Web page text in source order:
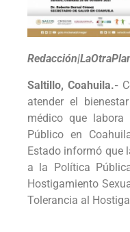
Saltillo, Coahuila.-
atender el
médico que
Público en
Estado informó que
a la Política
Hostigamiento
Tolerancia al